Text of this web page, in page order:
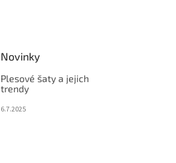
Novinky
Plesové šaty a jejich
trendy
6.7.2025